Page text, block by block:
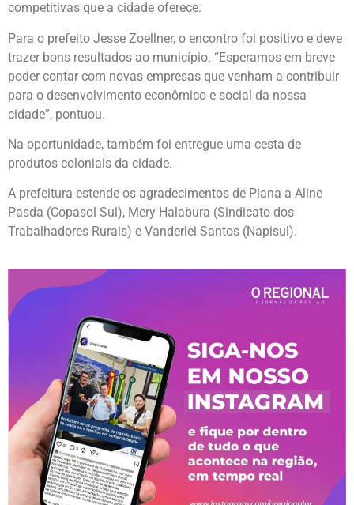
competitivas que a cidade oferece.
Para o prefeito Jesse Zoellner, o encontro foi positivo e deve
trazer bons resultados ao município. “Esperamos em breve
poder contar com novas empresas que venham a contribuir
para o desenvolvimento econômico e social da nossa
cidade”, pontuou.
Na oportunidade, também foi entregue uma cesta de
produtos coloniais da cidade.
A prefeitura estende os agradecimentos de Piana a Aline
Pasda (Copasol Sul), Mery Halabura (Sindicato dos
Trabalhadores Rurais) e Vanderlei Santos (Napisul).